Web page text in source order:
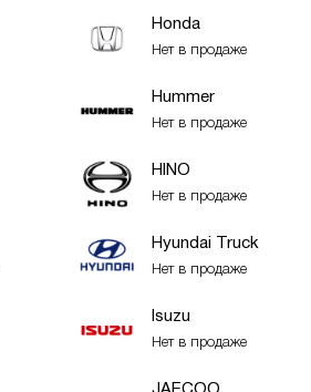
Honda
Нет в продаже
Hummer
Нет в продаже
HINO
Нет в продаже
Hyundai Truck
Нет в продаже
Isuzu
Нет в продаже